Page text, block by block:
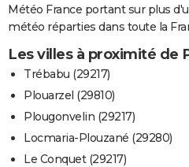
Météo France portant sur plus
météo réparties dans toute la
Les villes à proximité de
Trébabu (29217)
Plouarzel (29810)
Plougonvelin (29217)
Locmaria-Plouzané (29280)
Le Conquet (29217)